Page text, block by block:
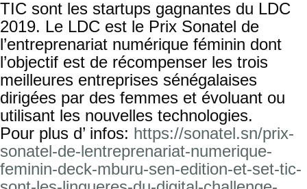
TIC sont les startups gagnantes du LDC
2019. Le LDC est le Prix Sonatel de
l’entreprenariat numérique féminin dont
l’objectif est de récompenser les trois
meilleures entreprises sénégalaises
dirigées par des femmes et évoluant ou
utilisant les nouvelles technologies.
Pour plus d’ infos: https://sonatel.sn/prix-
sonatel-de-lentreprenariat-numerique-
feminin-deck-mburu-sen-edition-et-set-tic-